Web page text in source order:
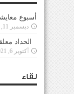
أسبوع
ديسمبر 11, 2023
الحداد
أكتوبر 6, 2021
لقاء